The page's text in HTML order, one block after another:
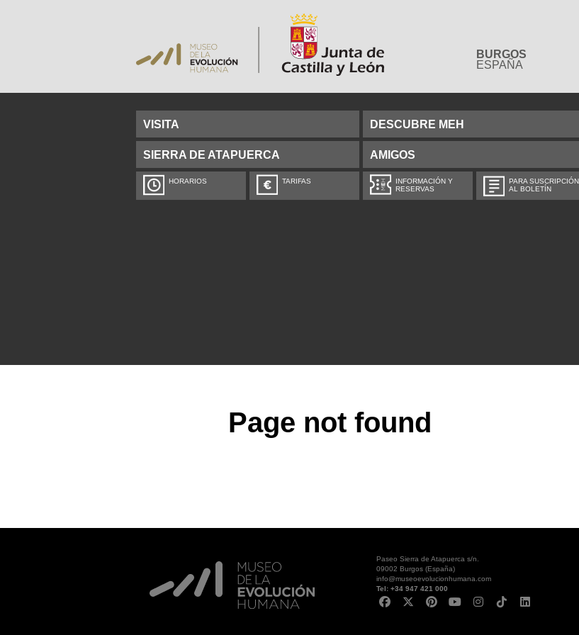
BURGOS
ESPAÑA
VISITA DESCUBRE MEH
SIERRA DE ATAPUERCA AMIGOS
HORARIOS TARIFAS
INFORMACIÓN Y
RESERVAS
PARA SUSCRIPCIÓN
AL BOLETÍN
Page not found
Paseo Sierra de Atapuerca s/n.
09002 Burgos (España)
info@museoevolucionhumana.com
Tel: +34 947 421 000